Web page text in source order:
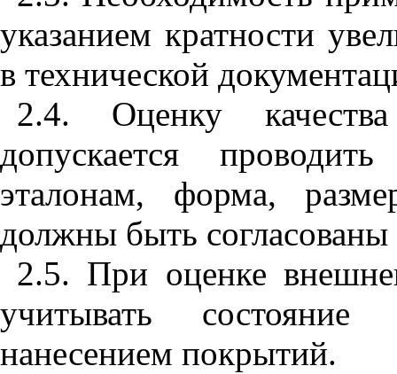
указанием кратности
в технической
2.4. Оценку
допускается
эталонам, форма,
должны быть согласованы
2.5. При оценке
учитывать
нанесением покрытий.